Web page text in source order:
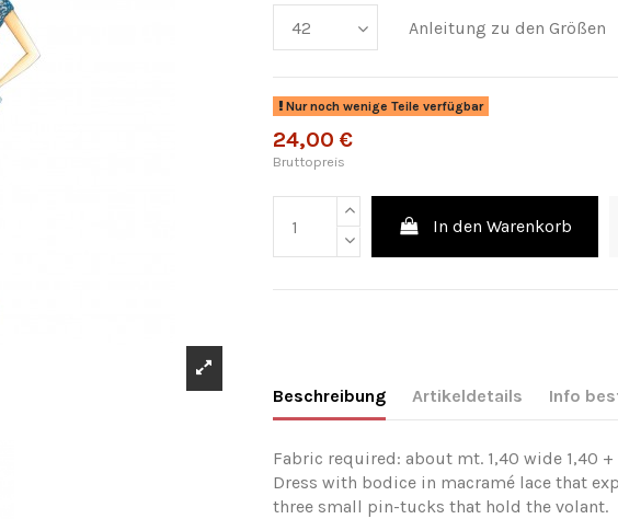
Anleitung zu den Größen
Nur noch wenige Teile verfügbar
24,00 €
Bruttopreis
In den Warenkorb
Beschreibung Artikeldetails Info
Fabric required: about mt. 1,40 wide 1,40
Dress with bodice in macramé lace that
three small pin-tucks that hold the volant.